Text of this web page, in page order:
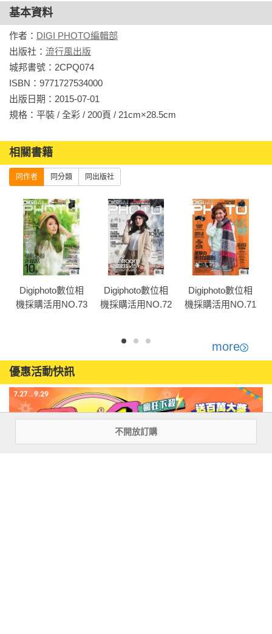
基本資料
作者： DIGI PHOTO編輯部
出版社： 流行風出版
城邦書號：2CPQ074
ISBN：9771727534000
出版日期：2015-07-01
規格：平裝 / 全彩 / 200頁 / 21cm×28.5cm
相關書籍
同作者 同分類 同出版社
Digiphoto數位相
機採購活用NO.73
Digiphoto數位相
機採購活用NO.72
Digiphoto數位相
機採購活用NO.71
more
優惠活動快訊
不開放訂購